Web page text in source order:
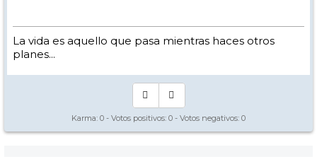
La vida es aquello que pasa mientras haces otros
planes...
Karma: 0 - Votos positivos: 0 - Votos negativos: 0